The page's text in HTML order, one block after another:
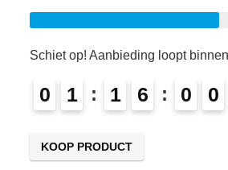
Schiet op! Aanbieding loopt
0 1 1 6 0 0
KOOP PRODUCT